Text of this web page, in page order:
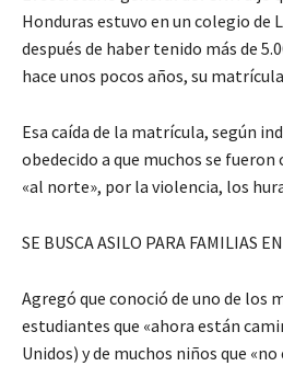
Honduras estuvo en un colegio de
después de haber tenido más de
hace unos pocos años, su
Esa caída de la matrícula, según
obedecido a que muchos se
«al norte», por la violencia, los
SE BUSCA ASILO PARA FAMILIAS
Agregó que conoció de uno de los
estudiantes que «ahora están
Unidos) y de muchos niños que